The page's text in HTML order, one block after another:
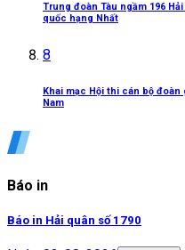
Trung đoàn Tàu ngầm 196
quốc hạng Nhất
8
Khai mạc Hội thi cán bộ
Nam
Báo in
Báo in Hải quân số 1790